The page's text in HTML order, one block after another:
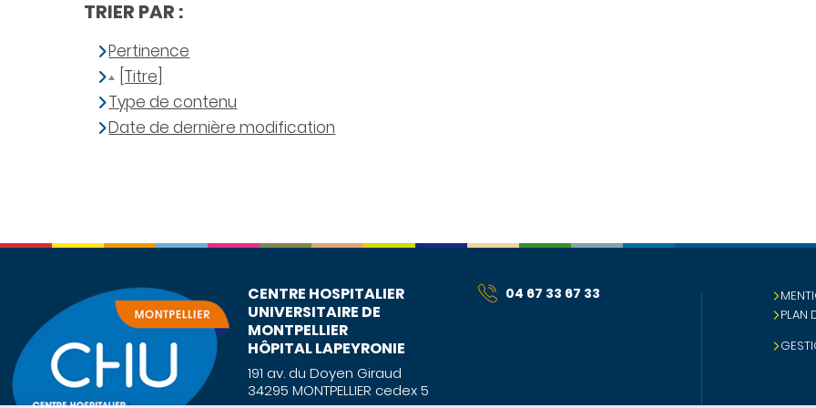
TRIER PAR :
Pertinence
[Titre]
Type de contenu
Date de dernière modification
CENTRE HOSPITALIER
UNIVERSITAIRE DE
MONTPELLIER
HÔPITAL LAPEYRONIE
191 av. du Doyen Giraud
34295 MONTPELLIER cedex 5
04 67 33 67 33
PLAN